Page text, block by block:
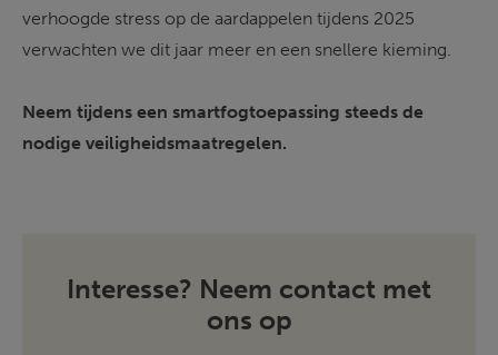
verhoogde stress op de aardappelen tijdens 2025
verwachten we dit jaar meer en een snellere kieming.
Neem tijdens een smartfogtoepassing steeds de
nodige veiligheidsmaatregelen.
Interesse? Neem contact met
ons op